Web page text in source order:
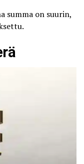
summa on suurin,